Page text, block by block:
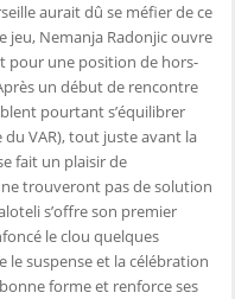
aurait dû se méfier de ce
jeu, Nemanja Radonjic ouvre
pour une position de hors-
un début de rencontre
pourtant s’équilibrer
du VAR), tout juste avant la
fait un plaisir de
trouveront pas de solution
s’offre son premier
le clou quelques
le suspense et la célébration
forme et renforce ses